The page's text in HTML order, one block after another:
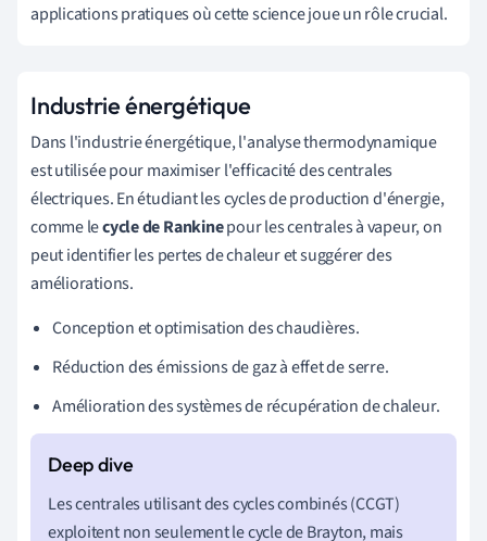
applications pratiques où cette science joue un rôle crucial.
Industrie énergétique
Dans l'industrie énergétique, l'analyse thermodynamique
est utilisée pour maximiser l'efficacité des centrales
électriques. En étudiant les cycles de production d'énergie,
comme lecycle de Rankinepour les centrales à vapeur, on
peut identifier les pertes de chaleur et suggérer des
améliorations.
Conception et optimisation des chaudières.
Réduction des émissions de gaz à effet de serre.
Amélioration des systèmes de récupération de chaleur.
Les centrales utilisant des cycles combinés (CCGT)
exploitent non seulement le cycle de Brayton, mais